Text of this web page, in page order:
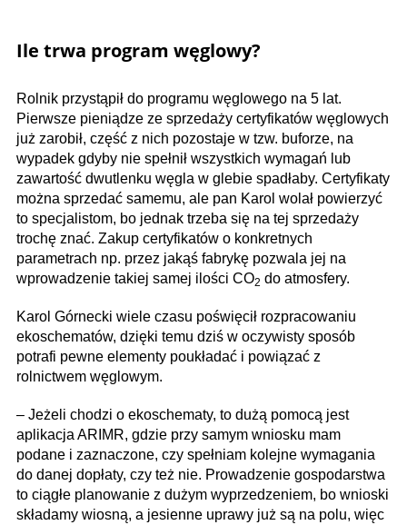
Ile trwa program węglowy?
Rolnik przystąpił do programu węglowego na 5 lat.
Pierwsze pieniądze ze sprzedaży certyfikatów węglowych
już zarobił, część z nich pozostaje w tzw. buforze, na
wypadek gdyby nie spełnił wszystkich wymagań lub
zawartość dwutlenku węgla w glebie spadłaby. Certyfikaty
można sprzedać samemu, ale pan Karol wolał powierzyć
to specjalistom, bo jednak trzeba się na tej sprzedaży
trochę znać. Zakup certyfikatów o konkretnych
parametrach np. przez jakąś fabrykę pozwala jej na
wprowadzenie takiej samej ilości CO2 do atmosfery.
Karol Górnecki wiele czasu poświęcił rozpracowaniu
ekoschematów, dzięki temu dziś w oczywisty sposób
potrafi pewne elementy poukładać i powiązać z
rolnictwem węglowym.
– Jeżeli chodzi o ekoschematy, to dużą pomocą jest
aplikacja ARIMR, gdzie przy samym wniosku mam
podane i zaznaczone, czy spełniam kolejne wymagania
do danej dopłaty, czy też nie. Prowadzenie gospodarstwa
to ciągłe planowanie z dużym wyprzedzeniem, bo wnioski
składamy wiosną, a jesienne uprawy już są na polu, więc